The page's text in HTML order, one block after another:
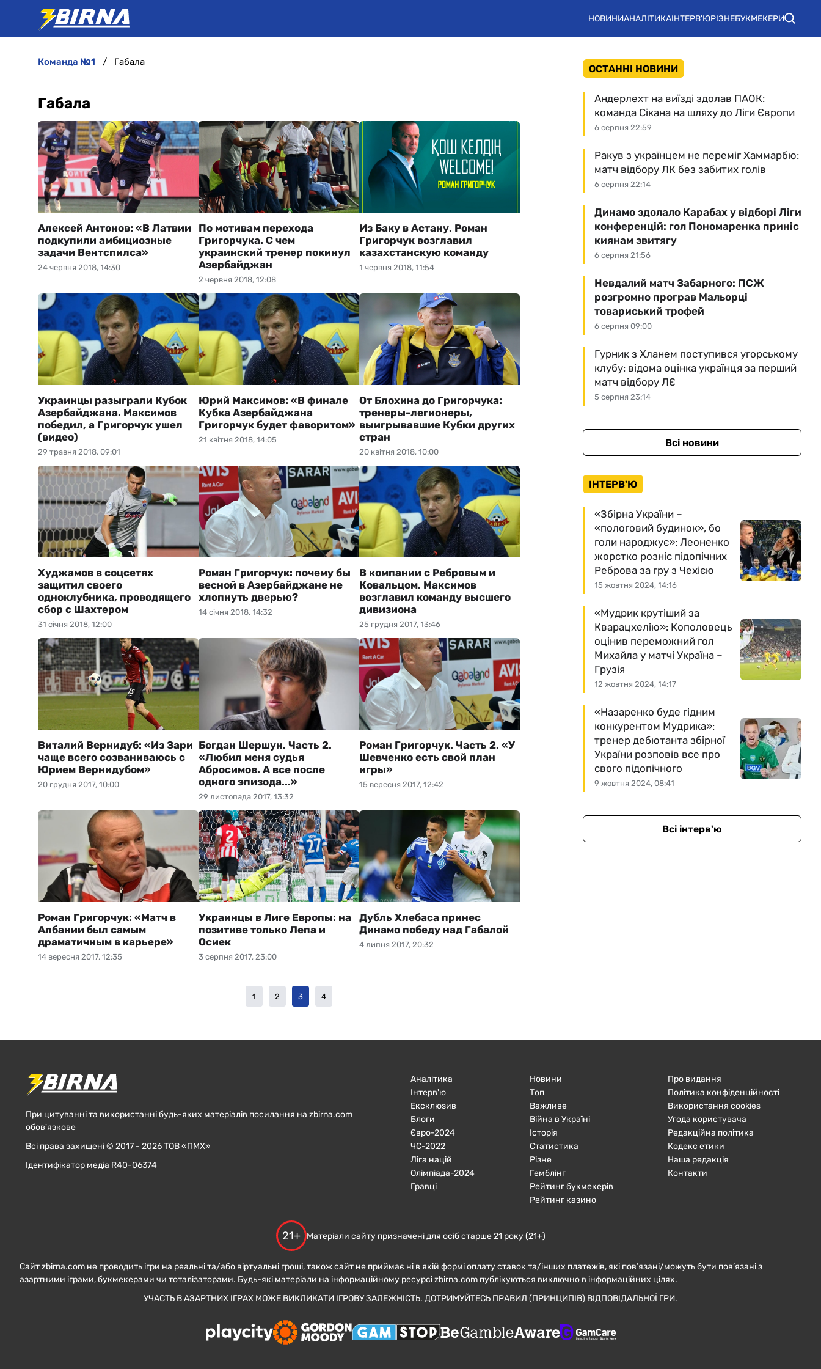
НОВИНИАНАЛІТИКАІНТЕРВ'ЮРІЗНЕБУКМЕКЕРИ
команда №1 Габала
Габала
24 червня 2018, 14:30
Алексей Антонов: «В Латвии
подкупили амбициозные
задачи Вентспилса»
2 червня 2018, 12:08
По мотивам перехода
Григорчука. С чем
украинский тренер покинул
Азербайджан
1 червня 2018, 11:54
Из Баку в Астану. Роман
Григорчук возглавил
казахстанскую команду
29 травня 2018, 09:01
Украинцы разыграли Кубок
Азербайджана. Максимов
победил, а Григорчук ушел
(видео)
21 квітня 2018, 14:05
Юрий Максимов: «В финале
Кубка Азербайджана
Григорчук будет фаворитом»
20 квітня 2018, 10:00
От Блохина до Григорчука:
тренеры-легионеры,
выигрывавшие Кубки других
стран
31 січня 2018, 12:00
Худжамов в соцсетях
защитил своего
одноклубника, проводящего
сбор с Шахтером
14 січня 2018, 14:32
Роман Григорчук: почему бы
весной в Азербайджане не
хлопнуть дверью?
25 грудня 2017, 13:46
В компании с Ребровым и
Ковальцом. Максимов
возглавил команду высшего
дивизиона
20 грудня 2017, 10:00
Виталий Вернидуб: «Из Зари
чаще всего созваниваюсь с
Юрием Вернидубом»
29 листопада 2017, 13:32
Богдан Шершун. Часть 2.
«Любил меня судья
Абросимов. А все после
одного эпизода...»
15 вересня 2017, 12:42
Роман Григорчук. Часть 2. «У
Шевченко есть свой план
игры»
14 вересня 2017, 12:35
Роман Григорчук: «Матч в
Албании был самым
драматичным в карьере»
3 серпня 2017, 23:00
Украинцы в Лиге Европы: на
позитиве только Лепа и
Осиек
4 липня 2017, 20:32
Дубль Хлебаса принес
Динамо победу над Габалой
1 2 3 4
ОСТАННІ НОВИНИ
6 серпня 22:59
Андерлехт на виїзді здолав ПАОК:
команда Сікана на шляху до Ліги Європи
6 серпня 22:14
Ракув з українцем не переміг Хаммарбю:
матч відбору ЛК без забитих голів
6 серпня 21:56
Динамо здолало Карабах у відборі Ліги
конференцій: гол Пономаренка приніс
киянам звитягу
6 серпня 09:00
Невдалий матч Забарного: ПСЖ
розгромно програв Мальорці
товариський трофей
5 серпня 23:14
Гурник з Хланем поступився угорському
клубу: відома оцінка українця за перший
матч відбору ЛЄ
Всі новини
ІНТЕРВ'Ю
15 жовтня 2024, 14:16
«Збірна України –
«пологовий будинок», бо
голи народжує»: Леоненко
жорстко розніс підопічних
Реброва за гру з Чехією
12 жовтня 2024, 14:17
«Мудрик крутіший за
Кварацхелію»: Кополовець
оцінив переможний гол
Михайла у матчі Україна –
Грузія
9 жовтня 2024, 08:41
«Назаренко буде гідним
конкурентом Мудрика»:
тренер дебютанта збірної
України розповів все про
свого підопічного
Всі інтерв'ю
При цитуванні та використанні будь-яких матеріалів посилання на zbirna.com
обов'язкове
Всі права захищені © 2017 - 2026 ТОВ «ПМХ»
Ідентифікатор медіа R40-06374
Аналітика
Інтерв'ю
Ексклюзив
Блоги
Євро-2024
ЧC-2022
Ліга націй
Олімпіада-2024
Гравці
Новини
Топ
Важливе
Війна в Україні
Історія
Статистика
Різне
Гемблінг
Рейтинг букмекерів
Рейтинг казино
Про видання
Політика конфіденційності
Використання cookies
Угода користувача
Редакційна політика
Кодекс етики
Наша редакція
Контакти
21+ Матеріали сайту призначені для осіб старше 21 року (21+)
Сайт zbirna.com не проводить ігри на реальні та/або віртуальні гроші, також сайт не приймає ні в якій формі оплату ставок та/інших платежів, які пов’язані/можуть бути пов’язані з
азартними іграми, букмекерами чи тоталізаторами. Будь-які матеріали на інформаційному ресурсі zbirna.com публікуються виключно в інформаційних цілях.
УЧАСТЬ В АЗАРТНИХ ІГРАХ МОЖЕ ВИКЛИКАТИ ІГРОВУ ЗАЛЕЖНІСТЬ. ДОТРИМУЙТЕСЬ ПРАВИЛ (ПРИНЦИПІВ) ВІДПОВІДАЛЬНОЇ ГРИ.